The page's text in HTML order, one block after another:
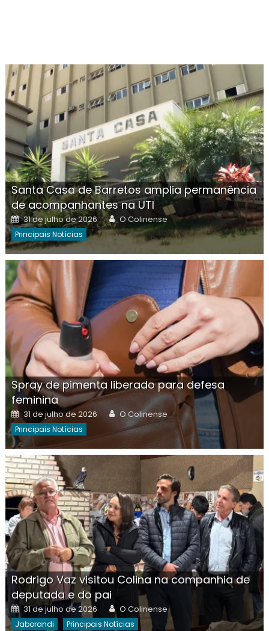
Santa Casa de Barretos amplia permanência
de acompanhantes na UTI
Posted
on
31 de julho de 2026 Author
O Colinense
Principais Notícias
Spray de pimenta liberado para defesa
feminina
Posted
on
31 de julho de 2026 Author
O Colinense
Principais Notícias
Rodrigo Vaz visitou Colina na companhia de
deputada e do pai
Posted
on
31 de julho de 2026 Author
O Colinense
Jaborandi Principais Notícias